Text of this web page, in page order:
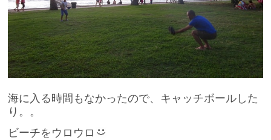
海に入る時間もなかったので、キャッチボールした
り。。
ビーチをウロウロ